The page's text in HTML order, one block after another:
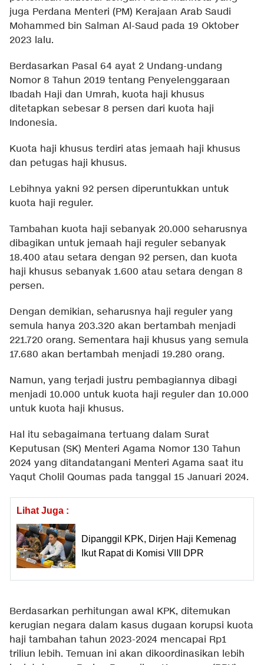
juga Perdana Menteri (PM) Kerajaan Arab Saudi
Mohammed bin Salman Al-Saud pada 19 Oktober
2023 lalu.
Berdasarkan Pasal 64 ayat 2 Undang-undang
Nomor 8 Tahun 2019 tentang Penyelenggaraan
Ibadah Haji dan Umrah, kuota haji khusus
ditetapkan sebesar 8 persen dari kuota haji
Indonesia.
Kuota haji khusus terdiri atas jemaah haji khusus
dan petugas haji khusus.
Lebihnya yakni 92 persen diperuntukkan untuk
kuota haji reguler.
Tambahan kuota haji sebanyak 20.000 seharusnya
dibagikan untuk jemaah haji reguler sebanyak
18.400 atau setara dengan 92 persen, dan kuota
haji khusus sebanyak 1.600 atau setara dengan 8
persen.
Dengan demikian, seharusnya haji reguler yang
semula hanya 203.320 akan bertambah menjadi
221.720 orang. Sementara haji khusus yang semula
17.680 akan bertambah menjadi 19.280 orang.
Namun, yang terjadi justru pembagiannya dibagi
menjadi 10.000 untuk kuota haji reguler dan 10.000
untuk kuota haji khusus.
Hal itu sebagaimana tertuang dalam Surat
Keputusan (SK) Menteri Agama Nomor 130 Tahun
2024 yang ditandatangani Menteri Agama saat itu
Yaqut Cholil Qoumas pada tanggal 15 Januari 2024.
Lihat Juga :
Dipanggil KPK, Dirjen Haji Kemenag
Ikut Rapat di Komisi VIII DPR
Berdasarkan perhitungan awal KPK, ditemukan
kerugian negara dalam kasus dugaan korupsi kuota
haji tambahan tahun 2023-2024 mencapai Rp1
triliun lebih. Temuan ini akan dikoordinasikan lebih